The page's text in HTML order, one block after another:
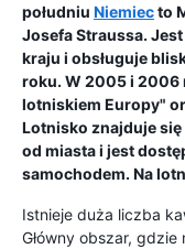
południu Niemiecto
Josefa Straussa.
kraju i obsługuje
roku. W 2005 i 2006
lotniskiem Europy"
Lotnisko znajduje
od miasta i jest
samochodem. Na
Istnieje duża liczba
Główny obszar,